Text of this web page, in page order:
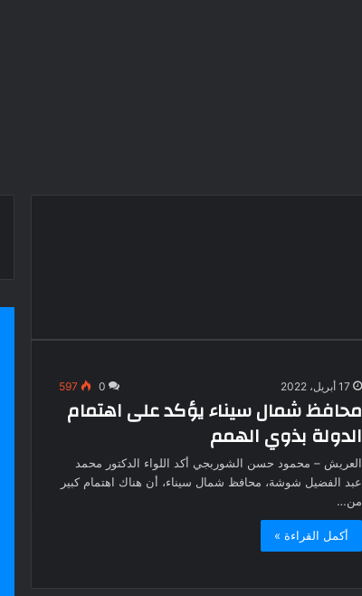
17 أبريل، 2022 0
597
محافظ شمال سيناء يؤكد على اهتمام
الدولة بذوي الهمم
العريش – محمود حسن الشوربجي أكد اللواء الدكتور محمد
عبد الفضيل شوشة، محافظ شمال سيناء، أن هناك اهتمام كبير
من…
أكمل القراءة »